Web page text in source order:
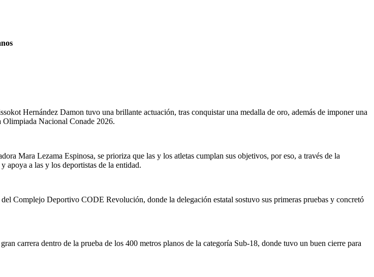
Hernández Damon tuvo una brillante actuación, tras conquistar una medalla de oro, además de imponer una
Olimpiada Nacional Conade 2026.
Mara Lezama Espinosa, se prioriza que las y los atletas cumplan sus objetivos, por eso, a través de la
apoya a las y los deportistas de la entidad.
Complejo Deportivo CODE Revolución, donde la delegación estatal sostuvo sus primeras pruebas y concretó
carrera dentro de la prueba de los 400 metros planos de la categoría Sub-18, donde tuvo un buen cierre para